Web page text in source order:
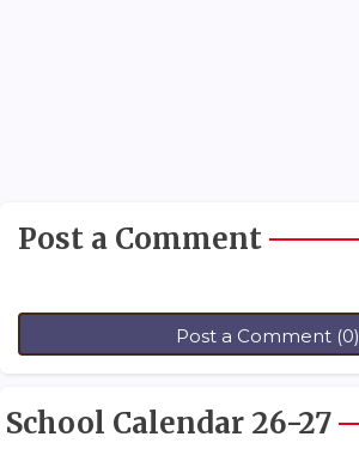
Post a Comment
Post a Comment (0)
School Calendar 26-27